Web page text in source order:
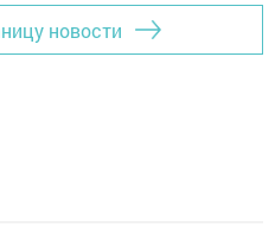
новости